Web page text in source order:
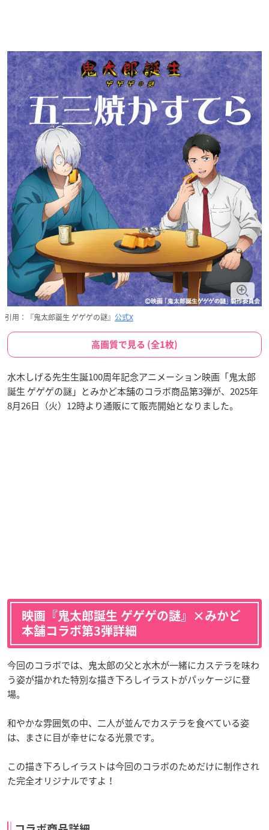
引用：『鬼太郎誕生 ゲゲゲの謎』 公式X
高画質で見る (全1枚)
水木しげる先生生誕100周年記念アニメーション映画「鬼太郎
誕生 ゲゲゲの謎」とみかど本舗のコラボ商品第3弾が、2025年
8月26日（火）12時より通販にて販売開始となりました。
映画『鬼太郎誕生 ゲゲゲの謎』×みかど
本舗コラボ第3弾詳細
今回のコラボでは、鬼太郎の父と水木が一緒にカステラを味わ
う姿が描かれた特別な描き下ろしイラストがパッケージに登
場。
和やかな雰囲気の中、二人が並んでカステラを食べている姿
は、まさに目が幸せになる光景です。
この描き下ろしイラストは今回のコラボのためだけに制作され
た完全オリジナルですよ！